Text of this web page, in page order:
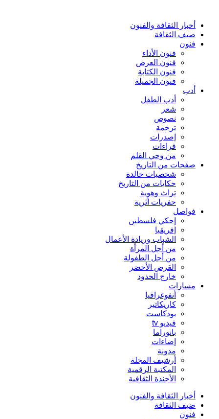
أخبار الثقافة والفنون
ضيف الثقافة
فنون
فنون الأداء
فنون العرض
فنون الكتابة
فنون الجميلة
أدب
أدب الطفل
شعر
نصوص
ترجمة
إصدرات
قراءات
من وحي القلم
صفحات من التاريخ
شخصيات خالدة
حكايات من التاريخ
تراث وهوية
حفريات أثرية
فواصل
إحكي فلسطين
إفريقيا
الشباب وريادة الأعمال
من أجل المرأة
من أجل الطفولة
القرص الأخضر
خارج الحدود
مسارات
أنفوغرافيا
كاريكاتير
بودكاست
فيديو tv
بانوراما
إضاءات
مدونة
أرشيف المجلة
المكتبة الرقمية
الأجندة الثقافية
أخبار الثقافة والفنون
ضيف الثقافة
فنون